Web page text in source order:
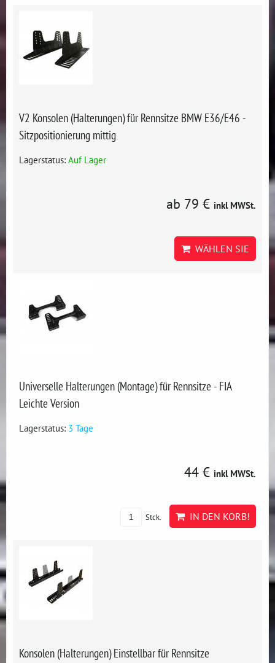
V2 Konsolen (Halterungen) für Rennsitze BMW E36/E46 -
Sitzpositionierung mittig
Lagerstatus: Auf Lager
ab 79 € inkl MWSt.
WÄHLEN SIE
Universelle Halterungen (Montage) für Rennsitze - FIA
Leichte Version
Lagerstatus: 3 Tage
44 € inkl MWSt.
Stck. IN DEN KORB!
Konsolen (Halterungen) Einstellbar für Rennsitze